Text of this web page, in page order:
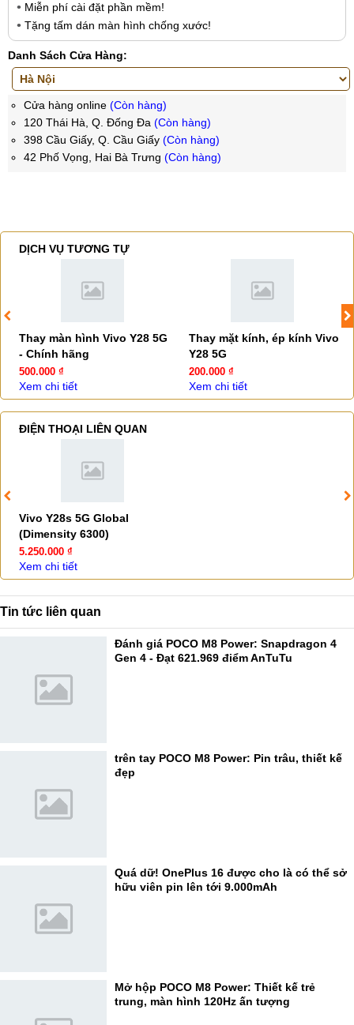
Miễn phí cài đặt phần mềm!
Tặng tấm dán màn hình chống xước!
Danh Sách Cửa Hàng:
Cửa hàng online (Còn hàng)
120 Thái Hà, Q. Đống Đa (Còn hàng)
398 Cầu Giấy, Q. Cầu Giấy (Còn hàng)
42 Phố Vọng, Hai Bà Trưng (Còn hàng)
DỊCH VỤ TƯƠNG TỰ
Thay màn hình Vivo Y28 5G
- Chính hãng
500.000 ₫
Xem chi tiết
Thay mặt kính, ép kính Vivo
Y28 5G
200.000 ₫
Xem chi tiết
ĐIỆN THOẠI LIÊN QUAN
Vivo Y28s 5G Global
(Dimensity 6300)
5.250.000 ₫
Xem chi tiết
Tin tức liên quan
Đánh giá POCO M8 Power: Snapdragon 4
Gen 4 - Đạt 621.969 điểm AnTuTu
trên tay POCO M8 Power: Pin trâu, thiết kế
đẹp
Quá dữ! OnePlus 16 được cho là có thể sở
hữu viên pin lên tới 9.000mAh
Mở hộp POCO M8 Power: Thiết kế trẻ
trung, màn hình 120Hz ấn tượng